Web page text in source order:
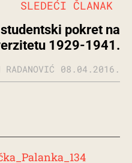
pokret na
1929-1941.
SLEDEĆI ČLANAK
RADANOVIĆ 08.04.2016.